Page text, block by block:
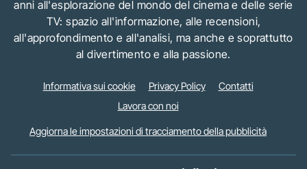
anni all'esplorazione del mondo del cinema e delle serie
TV: spazio all'informazione, alle recensioni,
all'approfondimento e all'analisi, ma anche e soprattutto
al divertimento e alla passione.
Informativa sui cookie Privacy Policy
Contatti
Lavora con noi
Aggiorna le impostazioni di tracciamento della pubblicità